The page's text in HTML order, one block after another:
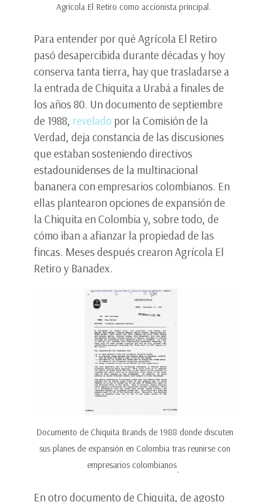
Agrícola El Retiro como accionista principal.
Para entender por qué Agrícola El Retiro
pasó desapercibida durante décadas y hoy
conserva tanta tierra, hay que trasladarse a
la entrada de Chiquita a Urabá a finales de
los años 80. Un documento de septiembre
de 1988, revelado por la Comisión de la
Verdad, deja constancia de las discusiones
que estaban sosteniendo directivos
estadounidenses de la multinacional
bananera con empresarios colombianos. En
ellas plantearon opciones de expansión de
la Chiquita en Colombia y, sobre todo, de
cómo iban a afianzar la propiedad de las
fincas. Meses después crearon Agrícola El
Retiro y Banadex.
Documento de Chiquita Brands de 1988 donde discuten
sus planes de expansión en Colombia tras reunirse con
empresarios colombianos.
En otro documento de Chiquita, de agosto